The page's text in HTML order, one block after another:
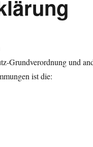
Grundverordnung und
ist die: